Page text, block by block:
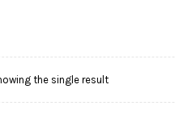
the single result